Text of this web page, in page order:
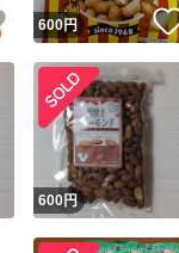
いいね！
600円
600円